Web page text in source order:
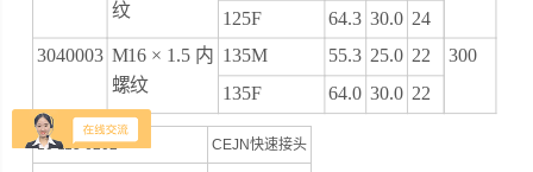
纹 125F 64.3 30.0 24
3040003 M16 × 1.5 内
螺纹
135M 55.3 25.0 22 300
135F 64.0 30.0 22
10 115 6202 CEJN快速接头